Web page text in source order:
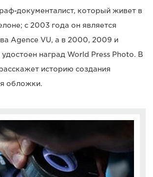
документалист, который живет в
с 2003 года он является
Agence VU, а в 2000, 2009 и
наград World Press Photo. В
историю создания
обложки.